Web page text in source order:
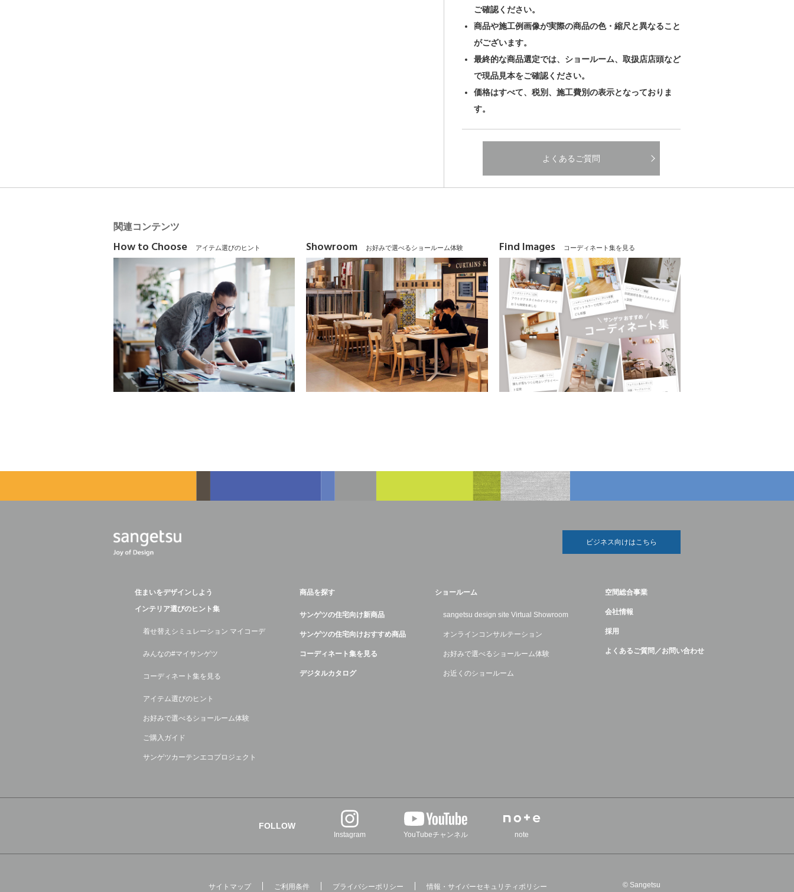
ご確認ください。
商品や施工例画像が実際の商品の色・縮尺と異なること
がございます。
最終的な商品選定では、ショールーム、取扱店店頭など
で現品見本をご確認ください。
価格はすべて、税別、施工費別の表示となっておりま
す。
よくあるご質問
関連コンテンツ
How to Choose アイテム選びのヒント Showroom お好みで選べるショールーム体験 Find Images コーディネート集を見る
ビジネス向けはこちら
住まいをデザインしよう
インテリア選びのヒント集
着せ替えシミュレーション マイコーデ
みんなの#マイサンゲツ
コーディネート集を見る
アイテム選びのヒント
お好みで選べるショールーム体験
ご購入ガイド
サンゲツカーテンエコプロジェクト
商品を探す
サンゲツの住宅向け新商品
サンゲツの住宅向けおすすめ商品
コーディネート集を見る
デジタルカタログ
ショールーム
sangetsu design site Virtual Showroom
オンラインコンサルテーション
お好みで選べるショールーム体験
お近くのショールーム
空間総合事業
会社情報
採用
よくあるご質問／お問い合わせ
FOLLOW
Instagram YouTubeチャンネル note
サイトマップ ご利用条件 プライバシーポリシー 情報・サイバーセキュリティポリシー © Sangetsu